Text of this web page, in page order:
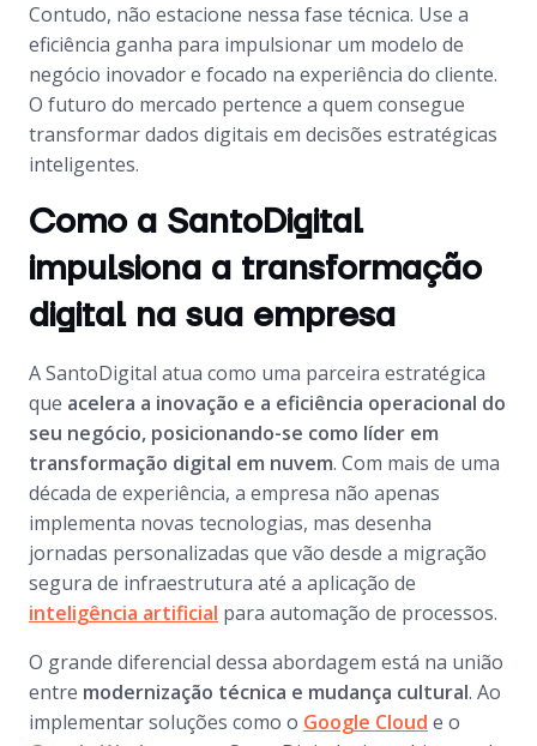
Contudo, não estacione nessa fase técnica. Use a
eficiência ganha para impulsionar um modelo de
negócio inovador e focado na experiência do cliente.
O futuro do mercado pertence a quem consegue
transformar dados digitais em decisões estratégicas
inteligentes.
Como a SantoDigital
impulsiona a transformação
digital na sua empresa
A SantoDigital atua como uma parceira estratégica
que acelera a inovação e a eficiência operacional do
seu negócio, posicionando-se como líder em
transformação digital em nuvem. Com mais de uma
década de experiência, a empresa não apenas
implementa novas tecnologias, mas desenha
jornadas personalizadas que vão desde a migração
segura de infraestrutura até a aplicação de
inteligência artificial para automação de processos.
O grande diferencial dessa abordagem está na união
entre modernização técnica e mudança cultural. Ao
implementar soluções como o Google Cloud e o